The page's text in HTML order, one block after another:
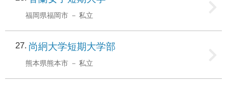
福岡県福岡市 私立
27 尚絅大学短期大学部
熊本県熊本市 私立